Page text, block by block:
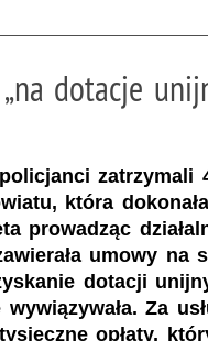
dotacje
zatrzymali
która
prowadząc
umowy na
dotacji
Za
opłaty,